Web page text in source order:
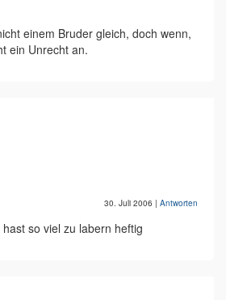
einem Bruder gleich, doch wenn,
ein Unrecht an.
30. Juli 2006 | Antworten
so viel zu labern heftig